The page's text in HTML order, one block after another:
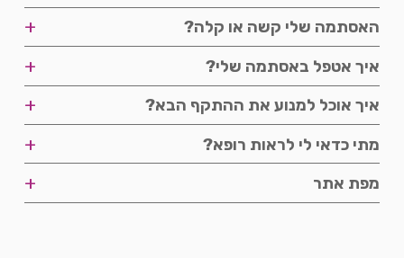
האסתמה שלי קשה או קלה? +
פודקאסטים
דרגת חומרה
זיהוי הקושי
איך אטפל באסתמה שלי? +
שליטה במחלה
תדירות התקפים
איך אוכל למנוע את ההתקף הבא? +
מניעה
מתי כדאי לי לראות רופא? +
ייעוץ
מפת אתר +